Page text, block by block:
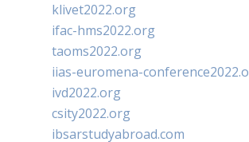
klivet2022.org
ifac-hms2022.org
taoms2022.org
iias-euromena-
ivd2022.org
csity2022.org
ibsarstudyabroad.com